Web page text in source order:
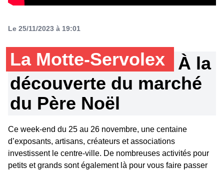
Le 25/11/2023 à 19:01
La Motte-Servolex
À la
découverte du marché
du Père Noël
Ce week-end du 25 au 26 novembre, une centaine
d’exposants, artisans, créateurs et associations
investissent le centre-ville. De nombreuses activités pour
petits et grands sont également là pour vous faire passer